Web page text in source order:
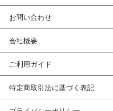
お問い合わせ
会社概要
ご利用ガイド
特定商取引法に基づく表記